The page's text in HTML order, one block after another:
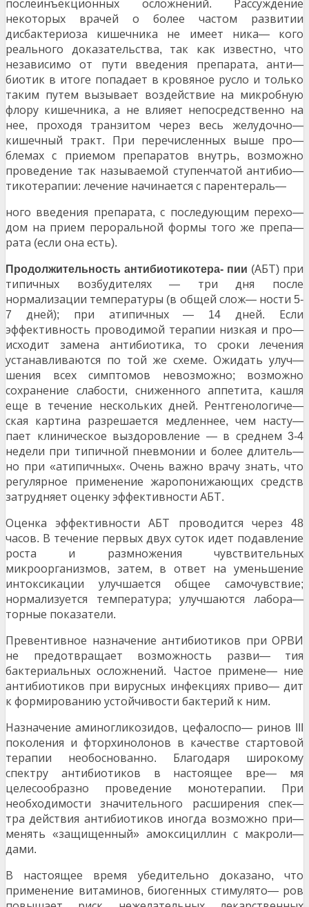
послеинъекционных осложнений.
Рассуждение
некоторых врачей о более частом развитии
дисбактериоза кишечника не имеет ника—кого
реального доказательства, так как известно,
что
независимо от пути введения препарата, анти—
биотик в итоге попадает в кровяное русло и только
таким путем вызывает воздействие на микробную
флору кишечника,а не влияет непосредственно на
нее, проходя транзитом через весь желудочно—
кишечный тракт. При перечисленных выше про—
блемах с приемом препаратов внутрь,
возможно
проведение так называемой ступенчатой антибио—
тикотерапии: лечение начинается с парентераль—
ного введения препарата,с последующим перехо—
дом на прием пероральной формы того же препа—
рата (если она есть).
Продолжительность антибиотикотера- пии (АБТ) при
типичных возбудителях— три дня после
нормализации температуры (в общей слож—ности 5-
7 дней); при атипичных— 14 дней.
Если
эффективность проводимой терапии низкая и про—
исходит замена антибиотика, то сроки лечения
устанавливаются по той же схеме.Ожидать улуч—
шения всех симптомов невозможно;
возможно
сохранение слабости, сниженного аппетита,
кашля
еще в течение нескольких дней. Рентгенологиче—
ская картина разрешается медленнее, чем насту—
пает клиническое выздоровление — в среднем 3-4
недели при типичной пневмонии и более длитель—
но при «атипичных«. Очень важно врачу знать, что
регулярное применение жаропонижающих средств
затрудняет оценку эффективности АБТ.
Оценка эффективности АБТ проводится через 48
часов. В течение первых двух суток идет подавление
роста и размножения чувствительных
микроорганизмов, затем, в ответ на уменьшение
интоксикации улучшается общее самочувствие;
нормализуется температура;улучшаются лабора—
торные показатели.
Превентивное назначение антибиотиков при ОРВИ
не предотвращает возможность разви—тия
бактериальных осложнений. Частое примене—ние
антибиотиков при вирусных инфекциях приво—дит
к формированию устойчивости бактерий к ним.
Назначение аминогликозидов, цефалоспо—ринов
поколения и фторхинолонов в качестве стартовой
терапии необоснованно.
Благодаря широкому
спектру антибиотиков в настоящее вре—
мя
целесообразно проведение монотерапии.
При
необходимости значительного расширения спек—
тра действия антибиотиков иногда возможно при—
менять «защищенный» амоксициллин с макроли—
дами.
В настоящее время убедительно доказано,
что
применение витаминов, биогенных стимулято—ров